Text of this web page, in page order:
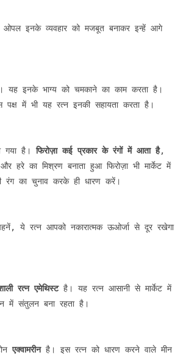
इनके व्यवहार को मजबूत बनाकर इन्हें आगे
यह इनके भाग्य को चमकाने का काम करता है।
में भी यह रत्न इनकी सहायता करता है।
गया है। फिरोज़ा कई प्रकार के रंगों में आता है,
हरे का मिश्रण बनाता हुआ फिरोज़ा भी मार्केट में
रंग का चुनाव करके ही धारण करें।
ये रत्न आपको नकारात्मक ऊओर्जा से दूर रखेगा
रत्न एमेथिस्ट है। यह रत्न आसानी से मार्केट में
में संतुलन बना रहता है।
एक्वामरीन है। इस रत्न को धारण करने वाले मीन